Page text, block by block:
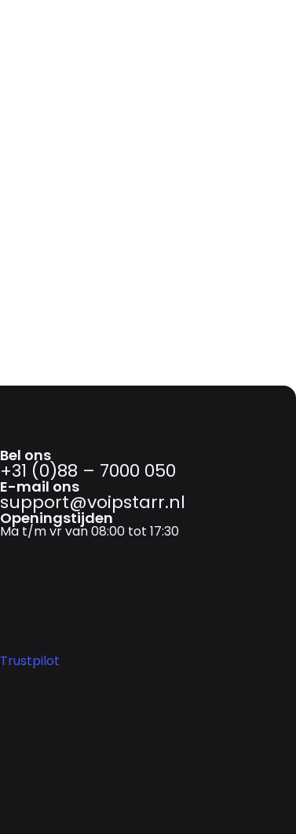
Bel ons
+31 (0)88 – 7000 050
E-mail ons
support@­voipstarr.nl
Openingstijden
Ma t/m vr van 08:00 tot 17:30
Trustpilot